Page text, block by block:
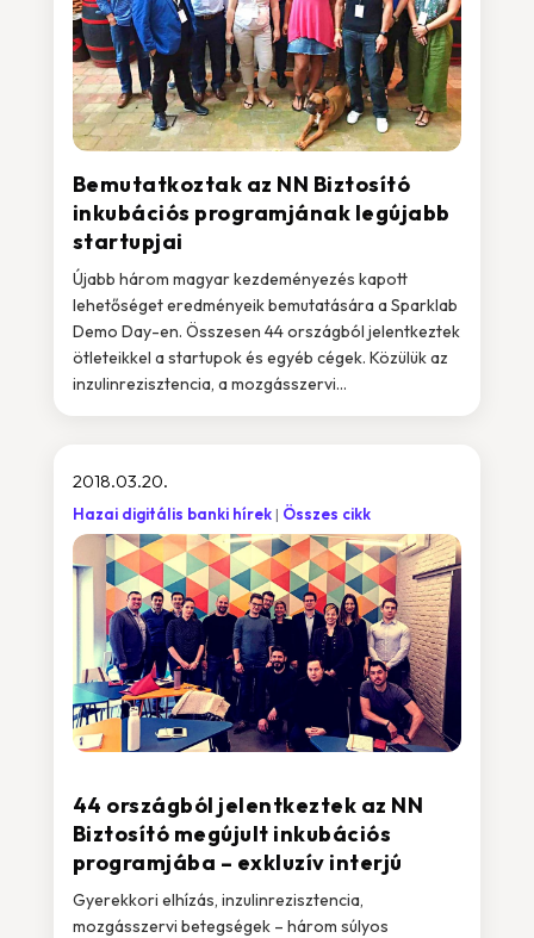
Bemutatkoztak az NN Biztosító
inkubációs programjának legújabb
startupjai
Újabb három magyar kezdeményezés kapott
lehetőséget eredményeik bemutatására a Sparklab
Demo Day-en. Összesen 44 országból jelentkeztek
ötleteikkel a startupok és egyéb cégek. Közülük az
inzulinrezisztencia, a mozgásszervi...
44 országból jelentkeztek az NN
Biztosító megújult inkubációs
programjába – exkluzív interjú
2018.03.20.
Hazai digitális banki hírek Összes cikk
Gyerekkori elhízás, inzulinrezisztencia,
mozgásszervi betegségek – három súlyos